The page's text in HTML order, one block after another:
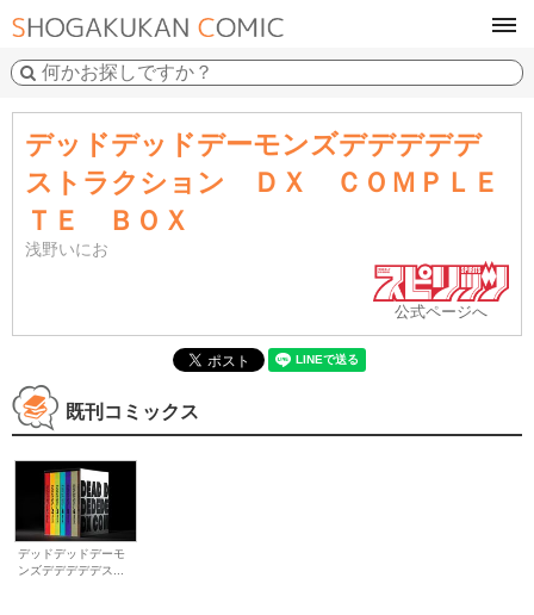
デッドデッドデーモンズデデデデデ
ストラクション ＤＸ ＣＯＭＰＬＥ
ＴＥ ＢＯＸ
浅野いにお
公式ページへ
既刊コミックス
デッドデッドデーモ
ンズデデデデデス...